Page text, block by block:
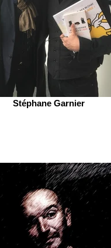
Stéphane Garnier